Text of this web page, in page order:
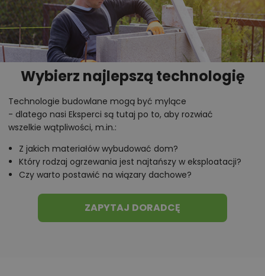
Wybierz najlepszą technologię
Technologie budowlane mogą być mylące
- dlatego nasi Eksperci są tutaj po to, aby rozwiać
wszelkie wątpliwości, m.in.:
Z jakich materiałów wybudować dom?
Który rodzaj ogrzewania jest najtańszy w eksploatacji?
Czy warto postawić na wiązary dachowe?
ZAPYTAJ DORADCĘ